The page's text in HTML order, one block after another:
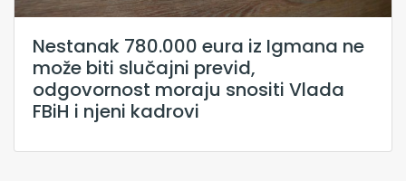
Nestanak 780.000 eura iz Igmana ne
može biti slučajni previd,
odgovornost moraju snositi Vlada
FBiH i njeni kadrovi